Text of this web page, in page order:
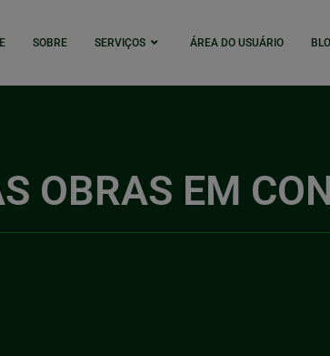
SOBRE SERVIÇOS ÁREA DO USUÁRIO
OBRAS EM